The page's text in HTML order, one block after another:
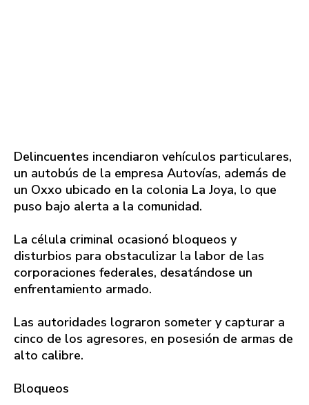
Delincuentes incendiaron vehículos particulares,
un autobús de la empresa Autovías, además de
un Oxxo ubicado en la colonia La Joya, lo que
puso bajo alerta a la comunidad.
La célula criminal ocasionó bloqueos y
disturbios para obstaculizar la labor de las
corporaciones federales, desatándose un
enfrentamiento armado.
Las autoridades lograron someter y capturar a
cinco de los agresores, en posesión de armas de
alto calibre.
Bloqueos